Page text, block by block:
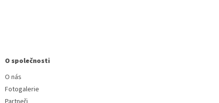
O společnosti
O nás
Fotogalerie